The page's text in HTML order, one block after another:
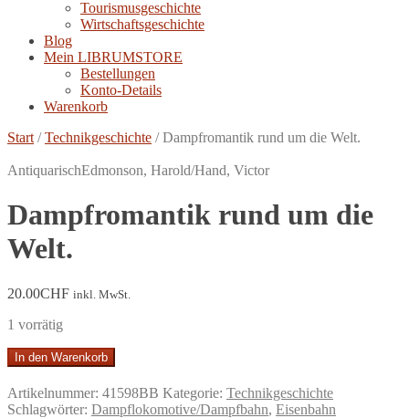
Tourismusgeschichte
Wirtschaftsgeschichte
Blog
Mein LIBRUMSTORE
Bestellungen
Konto-Details
Warenkorb
Start /Technikgeschichte /Dampfromantik rund um die Welt.
AntiquarischEdmonson, Harold/Hand, Victor
Dampfromantik rund um die
Welt.
20.00CHF inkl. MwSt.
1 vorrätig
Dampfromantik
rund
um
die
In den Warenkorb
Artikelnummer: 41598BB Kategorie: Technikgeschichte
Schlagwörter: Dampflokomotive/Dampfbahn, Eisenbahn